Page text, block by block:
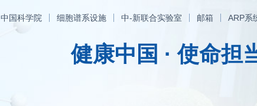
中国科学院 细胞谱系设施 中-新联合实验室 邮箱 ARP系
健康中国 · 使命担